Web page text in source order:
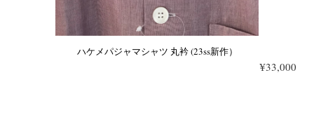
ハケメパジャマシャツ 丸衿 (23ss新作）
¥33,000